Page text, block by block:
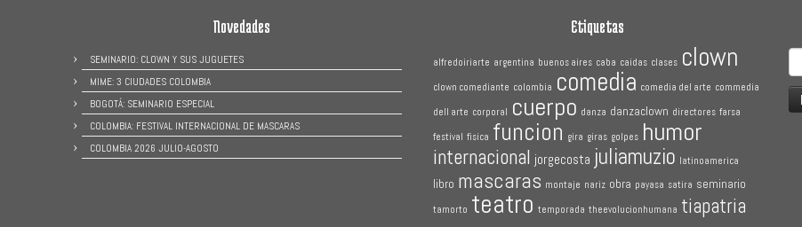
Novedades
SEMINARIO: CLOWN Y SUS JUGUETES
MIME: 3 CIUDADES COLOMBIA
BOGOTÁ: SEMINARIO ESPECIAL
COLOMBIA: FESTIVAL INTERNACIONAL DE MASCARAS
COLOMBIA 2026 JULIO-AGOSTO
Etiquetas
alfredoiriarte argentina buenos aires caba caidas clases clown
clown comediante colombia comedia comedia del arte commedia
dell arte corporal cuerpo danza danzaclown directores farsa
festival fisica funcion gira giras golpes humor
internacional jorgecosta juliamuzio latinoamerica
libro mascaras montaje nariz obra payasa satira seminario
tamorto teatro temporada theevolucionhumana tiapatria